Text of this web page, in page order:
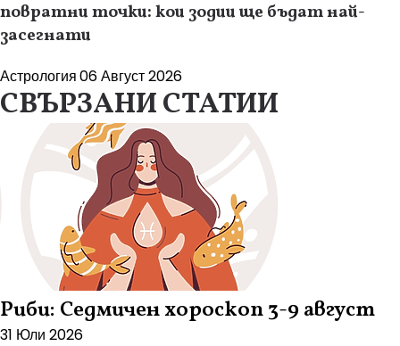
повратни точки: кои зодии ще бъдат най-
засегнати
Астрология06 Август 2026
СВЪРЗАНИ СТАТИИ
Риби: Седмичен хороскоп 3-9 август
31 Юли 2026